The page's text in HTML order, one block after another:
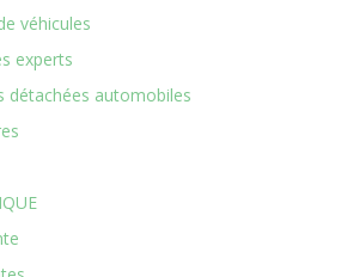
véhicules
experts
détachées automobiles